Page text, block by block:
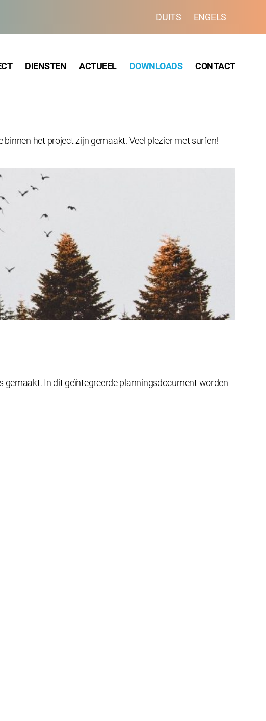
DUITS ENGELS
DIENSTEN ACTUEEL DOWNLOADS CONTACT
het project zijn gemaakt. Veel plezier met surfen!
gemaakt. In dit geïntegreerde planningsdocument worden